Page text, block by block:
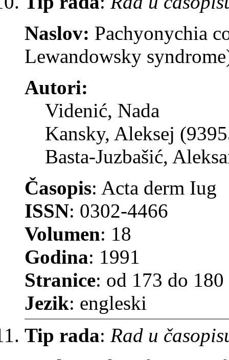
Naslov: Pachyonychia
Lewandowsky
Autori:
Videnić, Nada
Kansky, Aleksej
Basta-Juzbašić,
Časopis: Acta derm Iug
ISSN: 0302-4466
Volumen: 18
Godina: 1991
Stranice: od 173 do 180
Jezik: engleski
Tip rada: Rad u